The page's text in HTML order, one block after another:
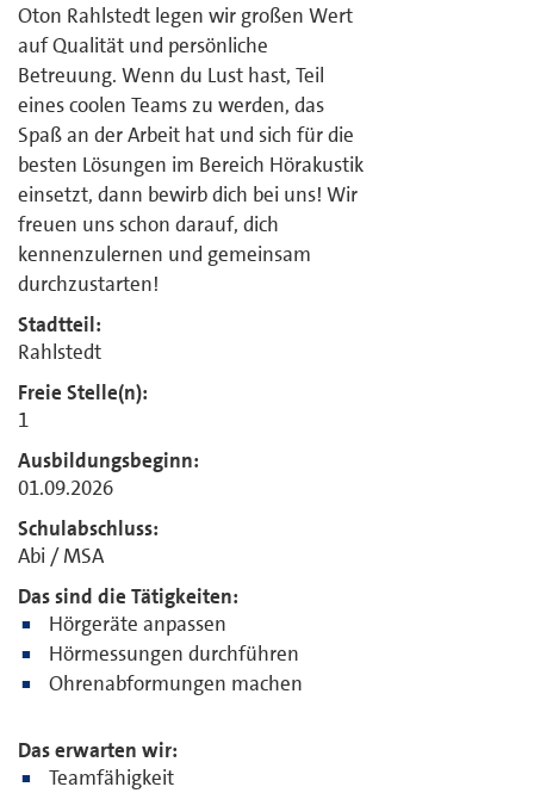
Oton Rahlstedt legen wir großen Wert
auf Qualität und persönliche
Betreuung. Wenn du Lust hast, Teil
eines coolen Teams zu werden, das
Spaß an der Arbeit hat und sich für die
besten Lösungen im Bereich Hörakustik
einsetzt, dann bewirb dich bei uns! Wir
freuen uns schon darauf, dich
kennenzulernen und gemeinsam
durchzustarten!
Stadtteil:
Rahlstedt
Freie Stelle(n):
1
Ausbildungsbeginn:
01.09.2026
Schulabschluss:
Abi / MSA
Das sind die Tätigkeiten:
Hörgeräte anpassen
Hörmessungen durchführen
Ohrenabformungen machen
Das erwarten wir:
Teamfähigkeit